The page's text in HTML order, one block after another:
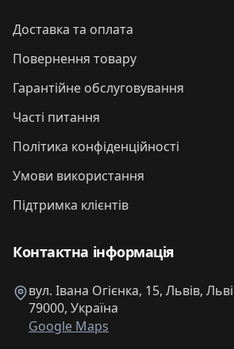
Доставка та оплата
Повернення товару
Гарантійне обслуговування
Часті питання
Політика конфіденційності
Умови використання
Підтримка клієнтів
Контактна інформація
вул. Івана Огієнка, 15, Львів,
79000, Україна
Google Maps